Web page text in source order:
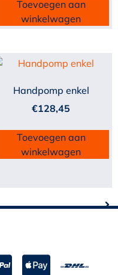
Toevoegen aan
winkelwagen
Handpomp enkel
€128,45
Toevoegen aan
winkelwagen